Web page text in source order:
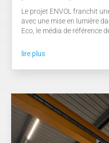
Le projet ENVOL franchit
avec une mise en lumière
Eco, le média de référence
lire plus